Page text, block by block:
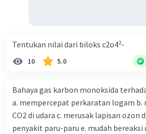
Tentukan nilai dari biloks c2o4²-
10 5.0
Bahaya gas karbon monoksida
a. mempercepat perkaratan logam b. mengurangi kadar
CO2 di udara c. merusak lapisan ozon d. menyebabkan
penyakit paru-paru e. mudah bereaksi dengan